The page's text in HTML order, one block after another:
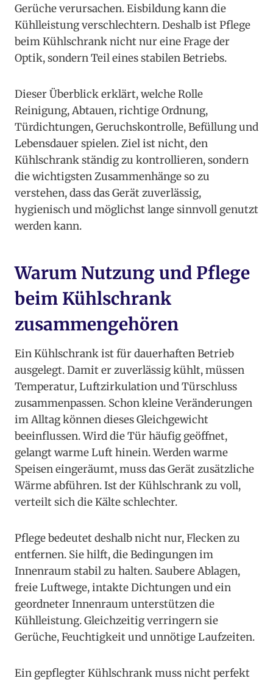
Gerüche verursachen. Eisbildung kann die
Kühlleistung verschlechtern. Deshalb ist Pflege
beim Kühlschrank nicht nur eine Frage der
Optik, sondern Teil eines stabilen Betriebs.
Dieser Überblick erklärt, welche Rolle
Reinigung, Abtauen, richtige Ordnung,
Türdichtungen, Geruchskontrolle, Befüllung und
Lebensdauer spielen. Ziel ist nicht, den
Kühlschrank ständig zu kontrollieren, sondern
die wichtigsten Zusammenhänge so zu
verstehen, dass das Gerät zuverlässig,
hygienisch und möglichst lange sinnvoll genutzt
werden kann.
Warum Nutzung und Pflege
beim Kühlschrank
zusammengehören
Ein Kühlschrank ist für dauerhaften Betrieb
ausgelegt. Damit er zuverlässig kühlt, müssen
Temperatur, Luftzirkulation und Türschluss
zusammenpassen. Schon kleine Veränderungen
im Alltag können dieses Gleichgewicht
beeinflussen. Wird die Tür häufig geöffnet,
gelangt warme Luft hinein. Werden warme
Speisen eingeräumt, muss das Gerät zusätzliche
Wärme abführen. Ist der Kühlschrank zu voll,
verteilt sich die Kälte schlechter.
Pflege bedeutet deshalb nicht nur, Flecken zu
entfernen. Sie hilft, die Bedingungen im
Innenraum stabil zu halten. Saubere Ablagen,
freie Luftwege, intakte Dichtungen und ein
geordneter Innenraum unterstützen die
Kühlleistung. Gleichzeitig verringern sie
Gerüche, Feuchtigkeit und unnötige Laufzeiten.
Ein gepflegter Kühlschrank muss nicht perfekt